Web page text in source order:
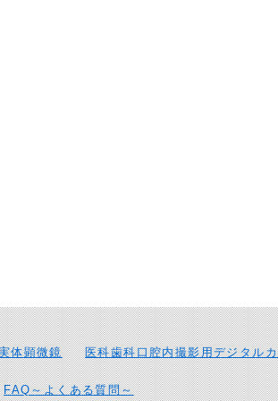
体顕微鏡 医科歯科口腔内撮影用デジタル
FAQ～よくある質問～